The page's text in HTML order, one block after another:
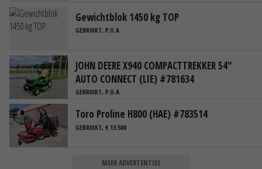
Gewichtblok 1450 kg TOP
GEBRUIKT, P.O.A.
JOHN DEERE X940 COMPACTTREKKER 54"
AUTO CONNECT (LIE) #781634
GEBRUIKT, P.O.A.
Toro Proline H800 (HAE) #783514
GEBRUIKT, € 13.500
MEER ADVERTENTIES